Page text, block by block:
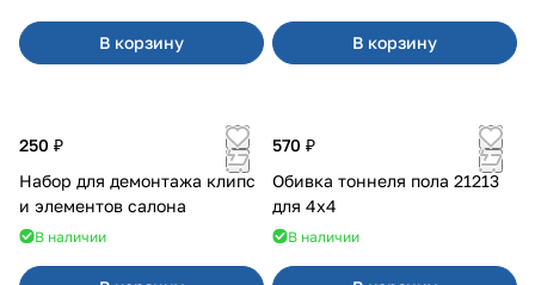
В корзину В корзину
250 ₽
Набор для демонтажа клипс
и элементов салона
В наличии
570 ₽
Обивка тоннеля пола 21213
для 4x4
В наличии